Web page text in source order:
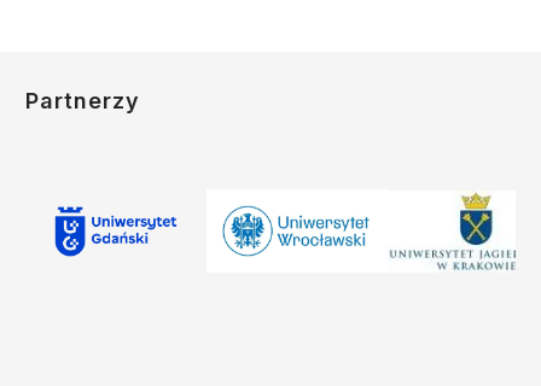
Partnerzy